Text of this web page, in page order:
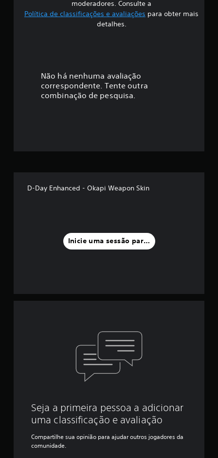
moderadores. Consulte a
Política de classificações e avaliações para obter mais
detalhes.
Não há nenhuma avaliação
correspondente. Tente outra
combinação de pesquisa.
D-Day Enhanced - Okapi Weapon Skin
Inicie uma sessão para classificar
Seja a primeira pessoa a adicionar
uma classificação e avaliação
Compartilhe sua opinião para ajudar outros jogadores da
comunidade.